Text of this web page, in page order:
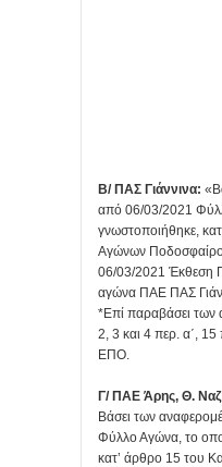
Β/ ΠΑΣ Γιάννινα:
από 06/03/2021
γνωστοποιήθηκε,
Αγώνων
06/03/2021 Έκθεση
αγώνα ΠΑΕ ΠΑΣ
*Επί παραβάσει
2, 3 και 4 περ. α΄,
ΕΠΟ.
Γ/ ΠΑΕ Άρης, Θ.
Βάσει των
Φύλλο Αγώνα, το
κατ’ άρθρο 15 του